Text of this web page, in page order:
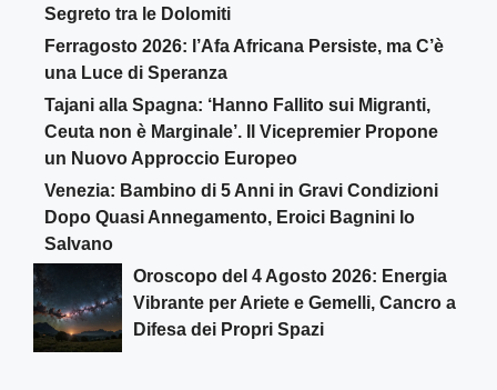
Segreto tra le Dolomiti
Ferragosto 2026: l’Afa Africana Persiste, ma C’è
una Luce di Speranza
Tajani alla Spagna: ‘Hanno Fallito sui Migranti,
Ceuta non è Marginale’. Il Vicepremier Propone
un Nuovo Approccio Europeo
Venezia: Bambino di 5 Anni in Gravi Condizioni
Dopo Quasi Annegamento, Eroici Bagnini lo
Salvano
Oroscopo del 4 Agosto 2026: Energia
Vibrante per Ariete e Gemelli, Cancro a
Difesa dei Propri Spazi